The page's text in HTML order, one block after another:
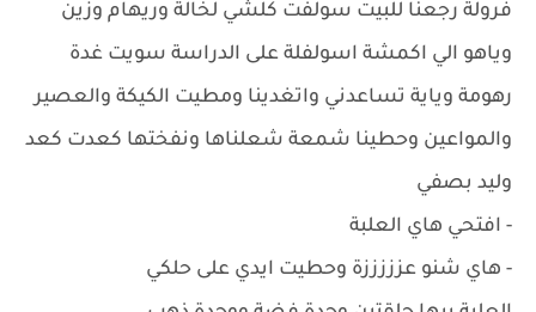
فرولة رجعنا للبيت سولفت كلشي لخالة وريهام وزين
وياهو الي اكمشة اسولفلة على الدراسة سويت غدة
رهومة وياية تساعدني واتغدينا ومطيت الكيكة والعصير
والمواعين وحطينا شمعة شعلناها ونفختها كعدت كعد
وليد بصفي
- افتحي هاي العلبة
- هاي شنو عزززززة وحطيت ايدي على حلكي